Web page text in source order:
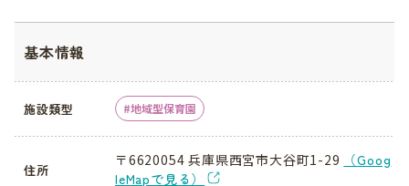
基本情報
施設類型 地域型保育園
住所
〒6620054 兵庫県西宮市大谷町1-29
（Goog
leMapで見る）